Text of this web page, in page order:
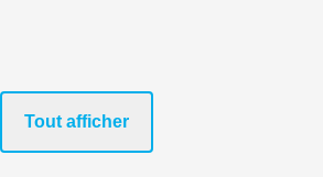
Tout afficher